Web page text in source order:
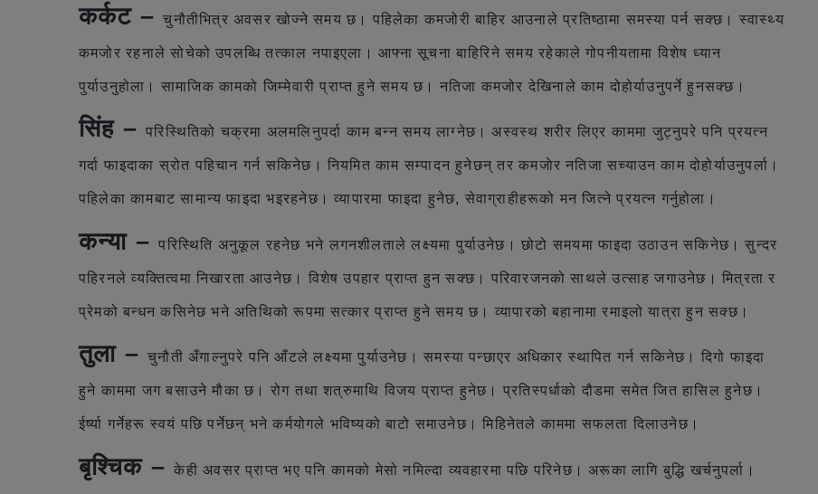
कर्कट –चुनौतीभित्र अवसर खोज्ने समय छ। पहिलेका कमजोरी बाहिर आउनाले प्रतिष्ठामा समस्या पर्न सक्छ। स्वास्थ्य
कमजोर रहनाले सोचेको उपलब्धि तत्काल नपाइएला। आफ्ना सूचना बाहिरिने समय रहेकाले गोपनीयतामा विशेष ध्यान
पुर्याउनुहोला। सामाजिक कामको जिम्मेवारी प्राप्त हुने समय छ। नतिजा कमजोर देखिनाले काम दोहोर्याउनुपर्ने हुनसक्छ।
सिंह –परिस्थितिको चक्रमा अलमलिनुपर्दा काम बन्न समय लाग्नेछ। अस्वस्थ शरीर लिएर काममा जुट्नुपरे पनि प्रयत्न
गर्दा फाइदाका स्रोत पहिचान गर्न सकिनेछ। नियमित काम सम्पादन हुनेछन् तर कमजाेर नतिजा सच्याउन काम दोहोर्याउनुपर्ला।
पहिलेका कामबाट सामान्य फाइदा भइरहनेछ। व्यापारमा फाइदा हुनेछ, सेवाग्राहीहरूको मन जित्ने प्रयत्न गर्नुहोला।
कन्या –परिस्थिति अनुकूल रहनेछ भने लगनशीलताले लक्ष्यमा पुर्याउनेछ। छोटो समयमा फाइदा उठाउन सकिनेछ। सुन्दर
पहिरनले व्यक्तित्वमा निखारता आउनेछ। विशेष उपहार प्राप्त हुन सक्छ। परिवारजनको साथले उत्साह जगाउनेछ। मित्रता र
प्रेमको बन्धन कसिनेछ भने अतिथिको रूपमा सत्कार प्राप्त हुने समय छ। व्यापारको बहानामा रमाइलो यात्रा हुन सक्छ।
तुला –चुनौती अँगाल्नुपरे पनि आँटले लक्ष्यमा पुर्याउनेछ। समस्या पन्छाएर अधिकार स्थापित गर्न सकिनेछ। दिगो फाइदा
हुने काममा जग बसाउने मौका छ। रोग तथा शत्रुमाथि विजय प्राप्त हुनेछ। प्रतिस्पर्धाको दौडमा समेत जित हासिल हुनेछ।
ईर्ष्या गर्नेहरू स्वयं पछि पर्नेछन् भने कर्मयोगले भविष्यको बाटो समाउनेछ। मिहिनेतले काममा सफलता दिलाउनेछ।
बृश्चिक –केही अवसर प्राप्त भए पनि कामको मेसो नमिल्दा व्यवहारमा पछि परिनेछ। अरूका लागि बुद्धि खर्चनुपर्ला।